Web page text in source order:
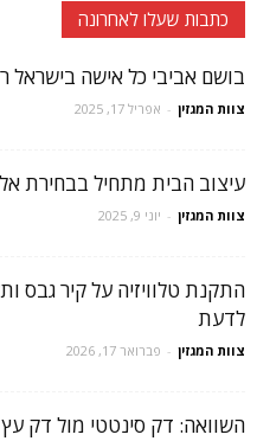
כתבות שעלו לאחרונה
בושם אביבי כל אישה בישראל
צוות המגזין - אפריל 17, 2025
עיצוב הבית מתחיל בבחירת
צוות המגזין - יוני 9, 2025
התקנת טלוויזיה על קיר גבס
לדעת
צוות המגזין - פברואר 17, 2026
השוואה: דק סינטטי מול דק